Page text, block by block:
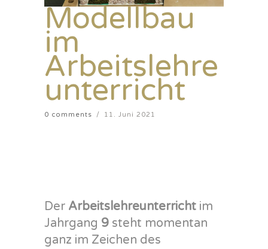
Modellbau
im
Arbeitslehre
unterricht
0 comments / 11. Juni 2021
Der Arbeitslehreunterricht im
Jahrgang 9 steht momentan
ganz im Zeichen des